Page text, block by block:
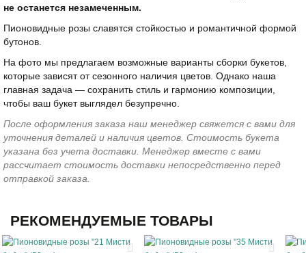
не останется незамеченным.
Пионовидные розы славятся стойкостью и романтичной формой
бутонов.
На фото мы предлагаем возможные варианты сборки букетов,
которые зависят от сезонного наличия цветов. Однако наша
главная задача — сохранить стиль и гармонию композиции,
чтобы ваш букет выглядел безупречно.
После оформления заказа наш менеджер свяжется с вами для
уточнения деталей и наличия цветов. Стоимость букета
указана без учета доставки. Менеджер вместе с вами
рассчитает стоимость доставки непосредственно перед
отправкой заказа.
РЕКОМЕНДУЕМЫЕ ТОВАРЫ